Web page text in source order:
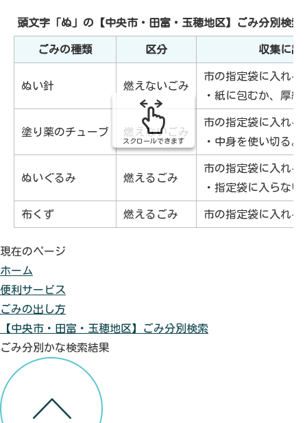
の
頭文字「ぬ 」の 【中央市・田富・玉穂地区】ごみ分別検索
ごみの種類 区分 収集に出
ぬい針 燃えないごみ
市の指定袋に入れる
・紙に包むか、厚
塗り薬のチューブ 燃えないごみ
市の指定袋に入れる
・中身を使い切る。
ぬいぐるみ 燃えるごみ
市の指定袋に入れる
・指定袋に入らな
布くず 燃えるごみ 市の指定袋に入れる
スクロールできます
現在のページ
ホーム
便利サービス
ごみの出し方
【中央市・田富・玉穂地区】ごみ分別検索
ごみ分別かな検索結果